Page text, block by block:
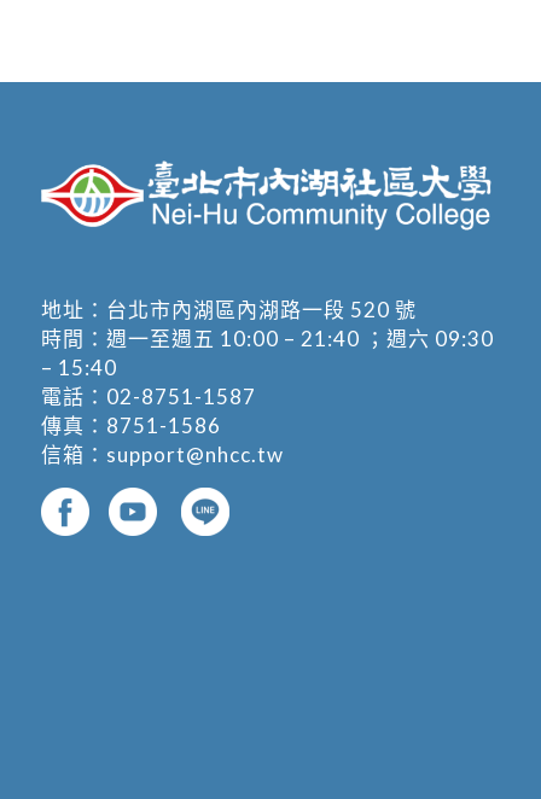
地址： 台北市內湖區內湖路一段 520 號
時間：週一至週五 10:00 – 21:40 ；週六 09:30
– 15:40
電話： 02-8751-1587
傳真：8751-1586
信箱： support@nhcc.tw